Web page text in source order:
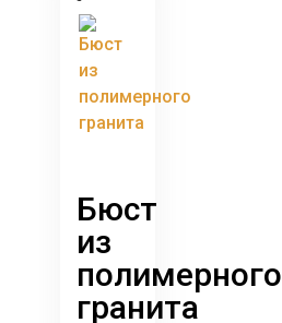
Бюст
из
полимерного
гранита